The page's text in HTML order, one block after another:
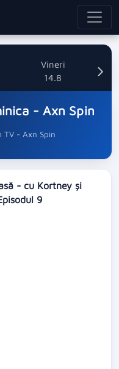
Vineri
14.8
- Axn Spin
TV - Axn Spin
- cu Kortney și
9